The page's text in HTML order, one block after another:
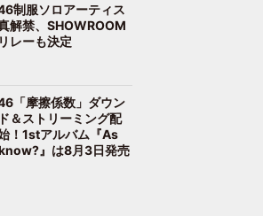
制服ソロアーティス
解禁、SHOWROOM
レーも決定
「摩擦係数」ダウン
＆ストリーミング配
！1stアルバム『As
』は8月3日発売